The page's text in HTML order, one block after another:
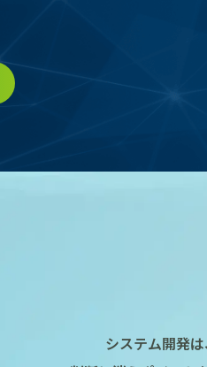
システム開発